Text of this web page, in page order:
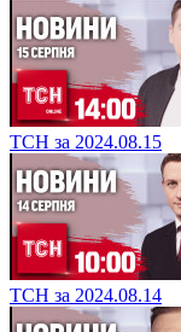
ТСН за 2024.08.15
ТСН за 2024.08.14